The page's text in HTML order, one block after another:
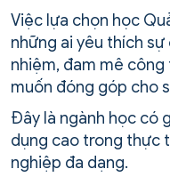
Việc lựa chọn học
những ai yêu thích
nhiệm, đam mê
muốn đóng góp cho
Đây là ngành học có
dụng cao trong thực
nghiệp đa dạng.